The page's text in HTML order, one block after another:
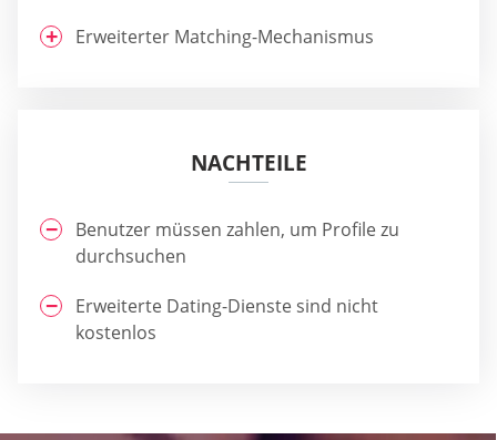
Erweiterter Matching-Mechanismus
NACHTEILE
Benutzer müssen zahlen, um Profile zu
durchsuchen
Erweiterte Dating-Dienste sind nicht
kostenlos